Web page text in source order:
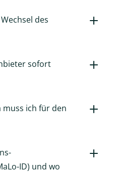
des
sofort
muss ich für den
und wo